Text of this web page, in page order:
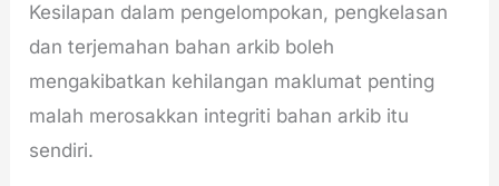
Kesilapan dalam pengelompokan, pengkelasan
dan terjemahan bahan arkib boleh
mengakibatkan kehilangan maklumat penting
malah merosakkan integriti bahan arkib itu
sendiri.